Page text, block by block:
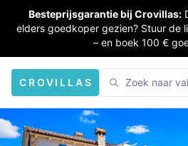
Besteprijsgarantie bij Crovillas:
elders goedkoper gezien? Stuur de
– en boek 100 €
CROVILLAS